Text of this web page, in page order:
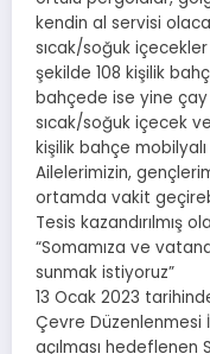
kendin al servisi
sıcak/soğuk
şekilde 108 kişilik
bahçede ise yine çay
sıcak/soğuk içecek
kişilik bahçe
Ailelerimizin,
ortamda vakit
Tesis kazandırılmış
“Somamıza ve
sunmak istiyoruz”
13 Ocak 2023
Çevre Düzenlenmesi
açılması hedeflenen